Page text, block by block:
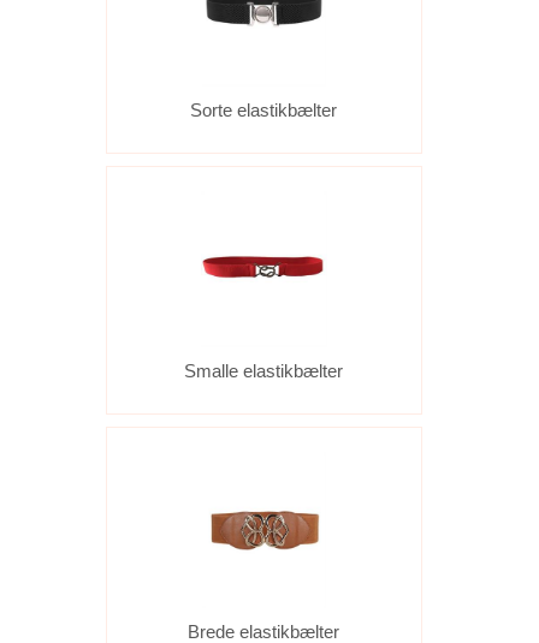
Sorte elastikbælter
Smalle elastikbælter
Brede elastikbælter